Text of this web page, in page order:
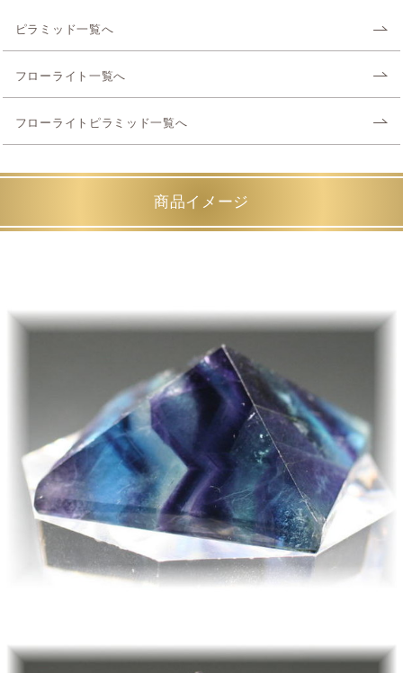
ピラミッド一覧へ
フローライト一覧へ
フローライトピラミッド一覧へ
商品イメージ